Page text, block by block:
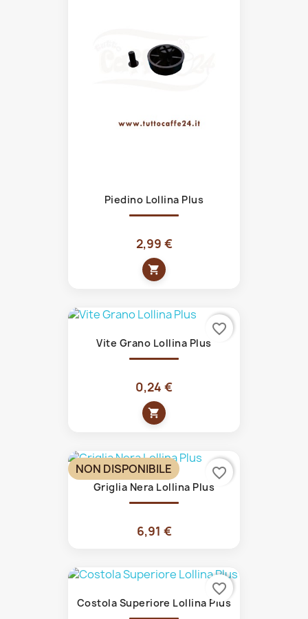
Piedino Lollina Plus
2,99 €
shopping_cart
Vite Grano Lollina Plus
0,24 €
shopping_cart
favorite_border
Griglia Nera Lollina Plus
6,91 €
NON DISPONIBILE favorite_border
Costola Superiore Lollina Plus
favorite_border